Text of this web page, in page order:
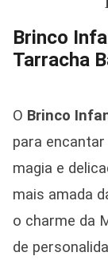
Brinco
Tarracha
O Brinco
para
magia e
mais amada
o charme da
de